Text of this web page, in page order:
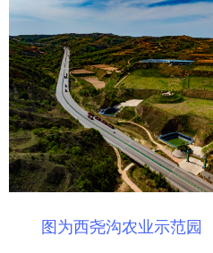
地方频道
北京 天津
辽宁 吉林
浙江 安徽
图为西尧沟农业示范园